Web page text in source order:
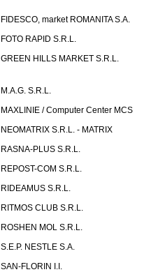
FIDESCO, market ROMANITA S.A.
FOTO RAPID S.R.L.
GREEN HILLS MARKET S.R.L.
M.A.G. S.R.L.
MAXLINIE / Computer Center MCS
NEOMATRIX S.R.L. - MATRIX
RASNA-PLUS S.R.L.
REPOST-COM S.R.L.
RIDEAMUS S.R.L.
RITMOS CLUB S.R.L.
ROSHEN MOL S.R.L.
S.E.P. NESTLE S.A.
SAN-FLORIN I.I.